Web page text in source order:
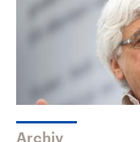
Archiv